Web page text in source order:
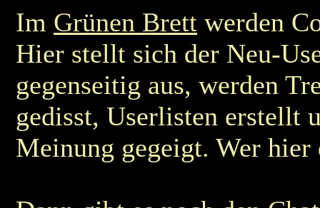
Im Grünen Brett werden
Hier stellt sich der Neu-
gegenseitig aus, werden
gedisst, Userlisten erstellt
Meinung gegeigt. Wer